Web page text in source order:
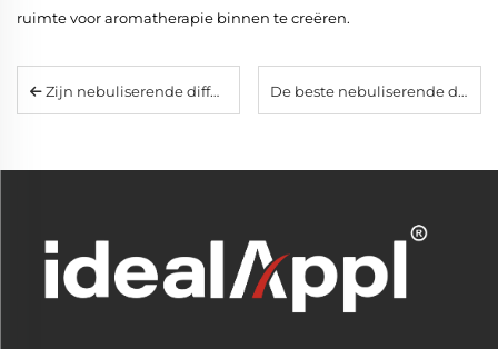
ruimte voor aromatherapie binnen te creëren.
Zijn nebuliserende diffusers veilig voor huisdieren en kinderen? Deskundige tips en de beste veilige modellen De beste nebuliserende diffusers van 2026: waarom waterloze glasmodellen beter presteren dan ultrasone modellen